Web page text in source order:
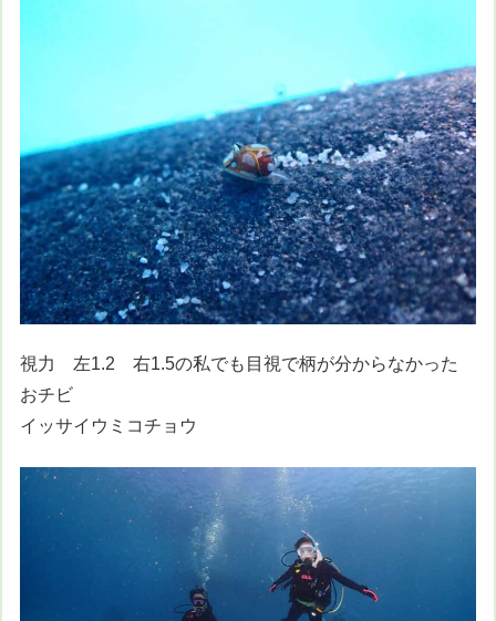
視力 左1.2 右1.5の私でも目視で柄が分からなかった
おチビ
イッサイウミコチョウ